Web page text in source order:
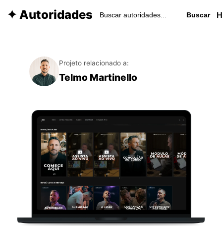
✦ Autoridades Buscar
Projeto relacionado a:
Telmo Martinello